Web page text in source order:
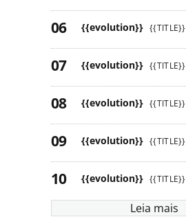
{{evolution}} {{TITLE}}
{{evolution}} {{TITLE}}
{{evolution}} {{TITLE}}
{{evolution}} {{TITLE}}
{{evolution}} {{TITLE}}
Leia mais